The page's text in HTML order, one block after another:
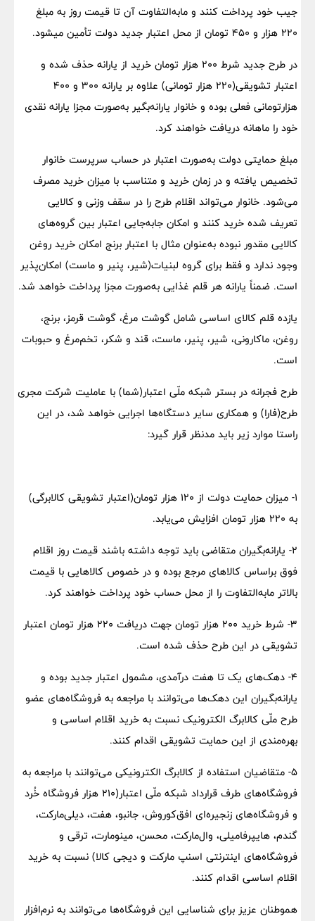
جیب خود پرداخت کنند و مابه‌التفاوت آن تا قیمت روز به مبلغ
۲۲۰ هزار و ۴۵۰ تومان از محل اعتبار جدید دولت تأمین میشود.
در طرح جدید شرط ۲۰۰ هزار تومان خرید از یارانه حذف شده و
اعتبار تشویقی(۲۲۰ هزار تومانی) علاوه بر یارانه ۳۰۰ و ۴۰۰
هزارتومانی فعلی بوده و خانوار یارانه‌بگیر به‌صورت مجزا یارانه نقدی
خود را ماهانه دریافت خواهند کرد.
مبلغ حمایتی دولت به‌صورت اعتبار در حساب سرپرست خانوار
تخصیص یافته و در زمان خرید و متناسب با میزان خرید مصرف
می‌شود. خانوار می‌تواند اقلام طرح را در سقف وزنی و کالایی
تعریف شده خرید کنند و امکان جابه‌جایی اعتبار بین گروه‌های
کالایی مقدور نبوده به‌عنوان مثال با اعتبار برنج امکان خرید روغن
وجود ندارد و فقط برای گروه لبنیات(شیر، پنیر و ماست) امکان‌پذیر
است. ضمناً یارانه هر قلم غذایی به‌صورت مجزا پرداخت خواهد شد.
یازده قلم کالای اساسی شامل گوشت مرغ، گوشت قرمز، برنج،
روغن، ماکارونی، شیر، پنیر، ماست، قند و شکر، تخم‌مرغ و حبوبات
است.
طرح فجرانه در بستر شبکه ملّی اعتبار(شما) با عاملیت شرکت مجری
طرح(فارا) و همکاری سایر دستگاه‌ها اجرایی خواهد شد، در این
راستا موارد زیر باید مدنظر قرار گیرد:
۱- میزان حمایت دولت از ۱۲۰ هزار تومان(اعتبار تشویقی کالابرگی)
به ۲۲۰ هزار تومان افزایش می‌یابد.
۲- یارانه‌بگیران متقاضی باید توجه داشته باشند قیمت روز اقلام
فوق براساس کالاهای مرجع بوده و در خصوص کالاهایی با قیمت
بالاتر مابه‌التفاوت را از محل حساب خود پرداخت خواهند کرد.
۳- شرط خرید ۲۰۰ هزار تومان جهت دریافت ۲۲۰ هزار تومان اعتبار
تشویقی در این طرح حذف شده است.
۴- دهک‌های یک تا هفت درآمدی، مشمول اعتبار جدید بوده و
یارانه‌بگیران این دهک‌ها می‌توانند با مراجعه به فروشگاه‌های عضو
طرح ملّی کالابرگ الکترونیک نسبت به خرید اقلام اساسی و
بهره‌مندی از این حمایت تشویقی اقدام کنند.
۵- متقاضیان استفاده از کالابرگ الکترونیکی می‌توانند با مراجعه به
فروشگاه‌های طرف قرارداد شبکه ملّی اعتبار(۲۱۰ هزار فروشگاه خُرد
و فروشگاه‌های زنجیره‌ای افق‌کوروش، جانبو، هفت، دیلی‌مارکت،
گندم، هایپرفامیلی، وال‌مارکت، محسن، مینومارت، ترقی و
فروشگاه‌های اینترنتی اسنپ مارکت و دیجی کالا) نسبت به خرید
اقلام اساسی اقدام کنند.
هموطنان عزیز برای شناسایی این فروشگاه‌ها می‌توانند به نرم‌افزار